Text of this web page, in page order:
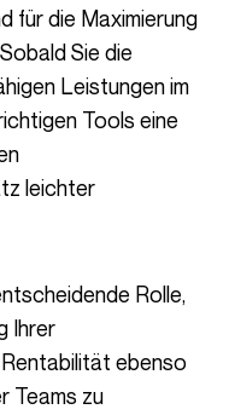
für die Maximierung
Sie die
Leistungen im
Tools eine
leichter
Ihrer
ebenso
Teams zu